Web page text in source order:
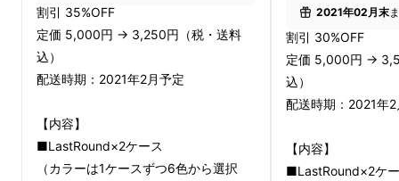
割引 35%OFF
定価 5,000円 → 3,250円（税・送料
込）
配送時期：2021年2月予定
【内容】
■LastRound×2ケース
（カラーは1ケースずつ6色から選択
2021年02月末
割引 30%OFF
定価 5,000円 →
込）
配送時期：2021年
【内容】
■LastRound×2ケ